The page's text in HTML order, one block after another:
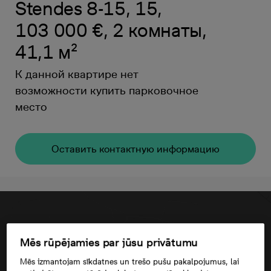
Stendes 8-15, 15,
103 000 €, 2 комнаты,
41,1 м²
К данной квартире нет
возможности купить парковочное
место
Oставить контактную информацию
Mēs rūpējamies par jūsu privātumu
Mēs izmantojam sīkdatnes un trešo pušu pakalpojumus, lai